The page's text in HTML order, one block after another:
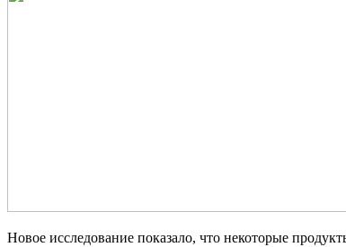
Новое исследование показало, что некоторые